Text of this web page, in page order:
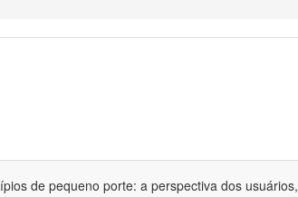
de pequeno porte: a perspectiva dos usuários,